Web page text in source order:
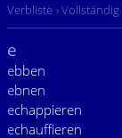
Verbliste › Vollständig
e
ebben
ebnen
echappieren
echauffieren